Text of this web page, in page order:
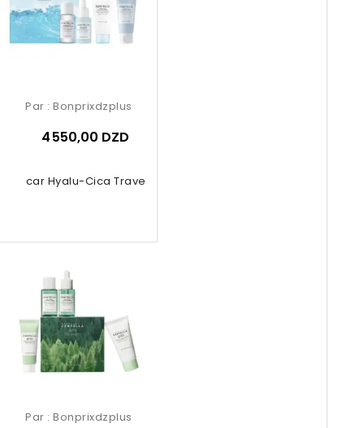
Hyalu-Cica Travel Kit 4 Pcs
Par : Bonprixdzplus
4 550,00 DZD
Par : Bonprixdzplus